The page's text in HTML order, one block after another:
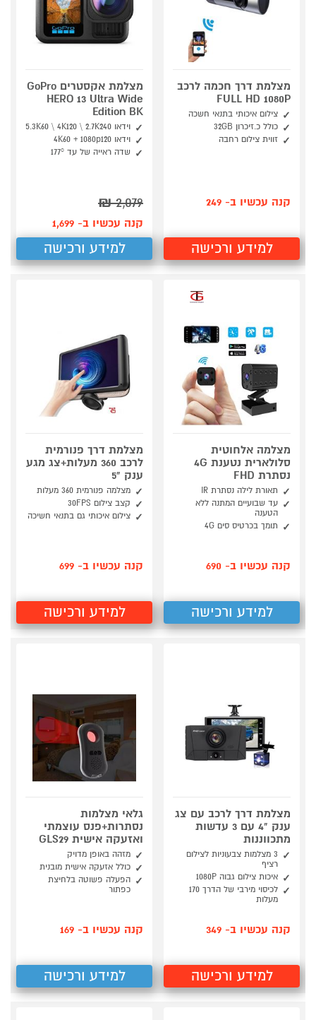
מצלמת דרך חכמה לרכב
FULL HD 1080P
צילום איכותי בתנאי חשכה
כולל כ.זיכרון 32GB
זווית צילום רחבה
קנה עכשיו ב- 249
למידע ורכישה
מצלמת אקסטרים GoPro
HERO 13 Ultra Wide
Edition BK
וידאו 5.3K60 \ 4K120 \ 2.7K240
וידאו 4K60 + 1080p120
שדה ראייה של עד 177°
2,079
₪
קנה עכשיו ב- 1,699
למידע ורכישה
מצלמה אלחוטית
סלולארית נטענת 4G
נסתרת FHD
תאורת לילה נסתרת IR
עד שבועיים המתנה ללא
הטענה
תומך בכרטיס סים 4G
קנה עכשיו ב- 690
למידע ורכישה
מצלמת דרך פנורמית
לרכב 360 מעלות+צג מגע
ענק "5
מצלמה פנורמית 360 מעלות
קצב צילום 30FPS
צילום איכותי גם בתנאי חשיכה
קנה עכשיו ב- 699
למידע ורכישה
מצלמת דרך לרכב עם צג
ענק "4 עם 3 עדשות
מתכווננות
3 מצלמות צבעוניות לצילום
רציף
איכות צילום גבוה 1080P
לכיסוי מירבי של הדרך 170
מעלות
קנה עכשיו ב- 349
למידע ורכישה
גלאי מצלמות
נסתרות+פנס עוצמתי
ואזעקה אישית GLS29
מזהה באופן מדויק
כולל אזעקה אישית מובנית
הפעלה פשוטה בלחיצת
כפתור
קנה עכשיו ב- 169
למידע ורכישה